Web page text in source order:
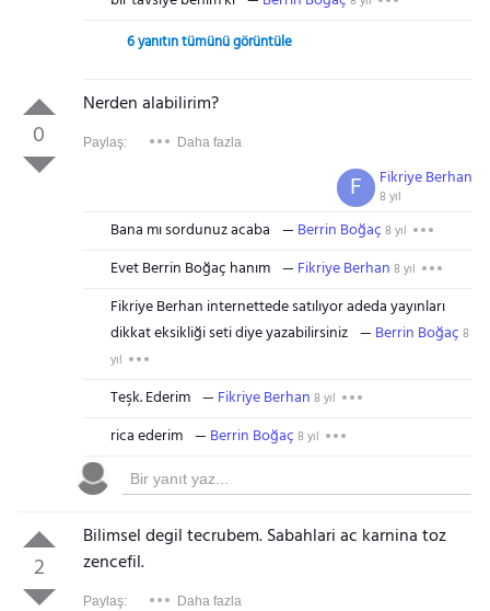
6 yanıtın tümünü görüntüle
0
Nerden alabilirim?
Paylaş: Daha fazla
Fikriye Berhan
8 yıl
F
Bana mı sordunuz acaba Berrin Boğaç 8 yıl
Evet Berrin Boğaç hanım Fikriye Berhan 8 yıl
Fikriye Berhan internettede satılıyor adeda yayınları
dikkat eksikliği seti diye yazabilirsiniz
Berrin Boğaç 8
yıl
Teşk. Ederim Fikriye Berhan 8 yıl
rica ederim Berrin Boğaç 8 yıl
2
Bilimsel degil tecrubem. Sabahlari ac karnina toz
zencefil.
Paylaş: Daha fazla